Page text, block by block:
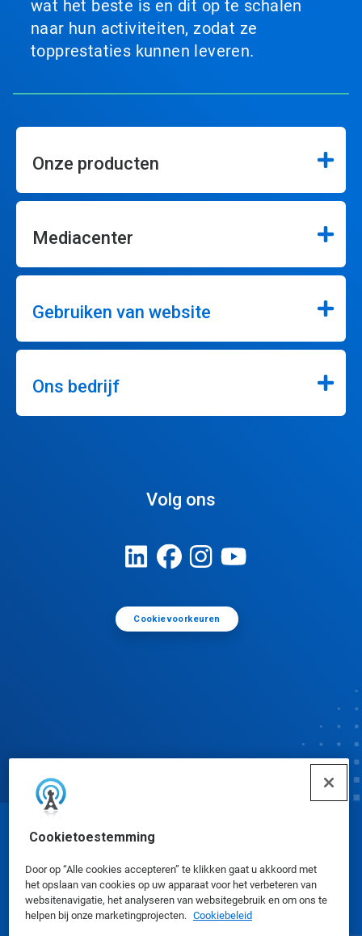
Cookietoestemming
Door op “Alle cookies accepteren” te klikken gaat u akkoord met
het opslaan van cookies op uw apparaat voor het verbeteren van
websitenavigatie, het analyseren van websitegebruik en om ons te
helpen bij onze marketingprojecten. Cookiebeleid
wat het beste is en dit op te schalen
naar hun activiteiten, zodat ze
topprestaties kunnen leveren.
Onze producten
Mediacenter
Gebruiken van website
Ons bedrijf
Volg ons
Cookievoorkeuren
© Ecolab Inc. 2025
Veiligheidsinformatiebladen|Privacybeleid|
Gebruiksvoorwaarden